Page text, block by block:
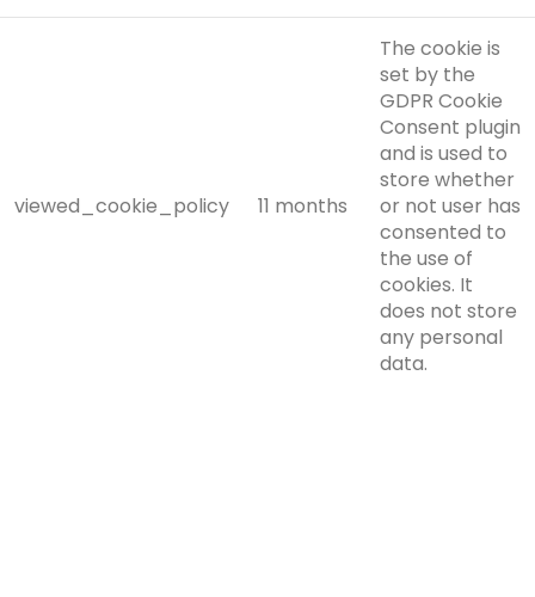
viewed_cookie_policy 11 months
The cookie is
set by the
GDPR Cookie
Consent plugin
and is used to
store whether
or not user has
consented to
the use of
cookies. It
does not store
any personal
data.